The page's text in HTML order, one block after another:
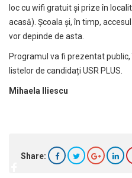
loc cu wifi gratuit și prize în
acasă). Școala și, în timp,
vor depinde de asta.
Programul va fi prezentat
listelor de candidați USR PLUS.
Mihaela Iliescu
Share: